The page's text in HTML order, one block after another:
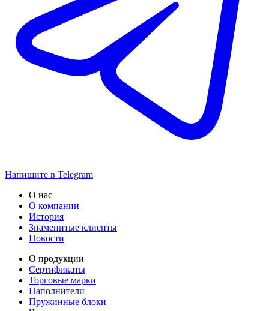
Напишите в Telegram
О нас
О компании
История
Знаменитые клиенты
Новости
О продукции
Сертификаты
Торговые марки
Наполнители
Пружинные блоки